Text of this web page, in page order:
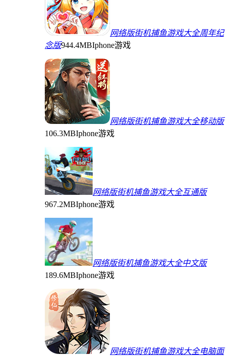
网络版街机捕鱼游戏大全周年纪
念版944.4MBIphone游戏
网络版街机捕鱼游戏大全移动版
106.3MBIphone游戏
网络版街机捕鱼游戏大全互通版
967.2MBIphone游戏
网络版街机捕鱼游戏大全中文版
189.6MBIphone游戏
网络版街机捕鱼游戏大全电脑面